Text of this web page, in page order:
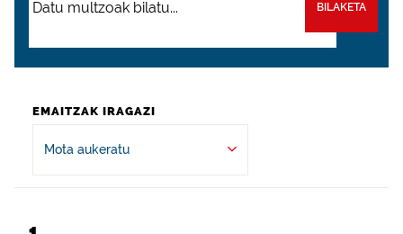
BILAKETA
EMAITZAK IRAGAZI
Mota aukeratu